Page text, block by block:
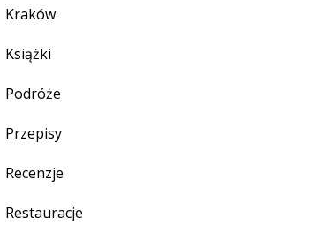
Kraków
Książki
Podróże
Przepisy
Recenzje
Restauracje